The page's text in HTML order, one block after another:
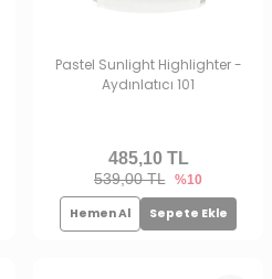
Pastel Sunlight Highlighter -
Aydınlatıcı 101
539,00 TL %10
485,10TL
Hemen Al Sepete Ekle